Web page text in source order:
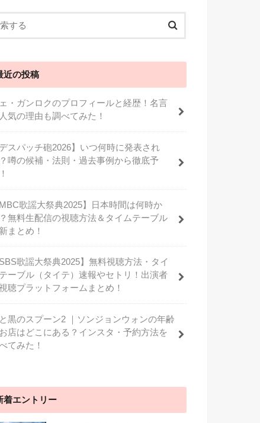
近の投稿
・ガンロクのプロフィールと経歴！名言
気の理由も調べてみた！
デスパッチ砲2026】いつ何時に発表され
噂の候補・法則・過去事例から徹底予
MBC歌謡大祭典2025】日本時間は何時か
無料生配信の視聴方法＆タイムテーブル
まとめ！
SBS歌謡大祭典2025】無料視聴方法・タイ
ーブル（タイテ）速報やセトリ！出演者
聴プラットフォームまとめ！
黒のスプーン2 ｜ソンジョンウォンの年齢
店はどこにある？インスタ・予約方法を
てみた！
着エントリー